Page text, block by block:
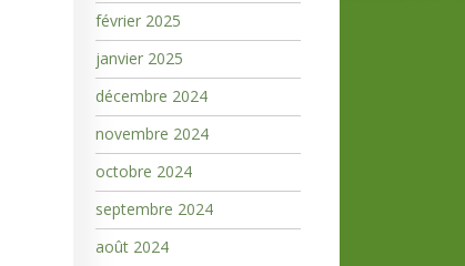
février 2025
janvier 2025
décembre 2024
novembre 2024
octobre 2024
septembre 2024
août 2024